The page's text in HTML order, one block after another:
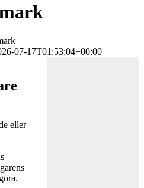
07-17T01:53:04+00:00
eller